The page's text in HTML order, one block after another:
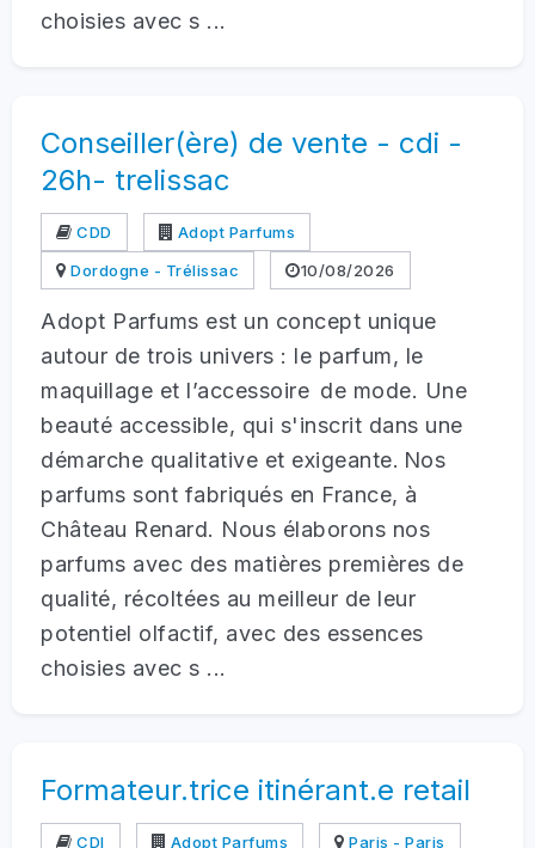
choisies avec s ...
Conseiller(ère) de vente - cdi -
26h- trelissac
CDD
Adopt Parfums
Dordogne - Trélissac
10/08/2026
Adopt Parfums est un concept unique
autour de trois univers : le parfum, le
maquillage et l’accessoire de mode. Une
beauté accessible, qui s'inscrit dans une
démarche qualitative et exigeante. Nos
parfums sont fabriqués en France, à
Château Renard. Nous élaborons nos
parfums avec des matières premières de
qualité, récoltées au meilleur de leur
potentiel olfactif, avec des essences
choisies avec s ...
Formateur.trice itinérant.e retail
CDI Adopt Parfums Paris - Paris